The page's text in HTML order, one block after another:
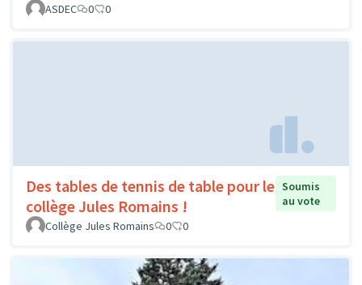
ASDEC 0 0
Des tables de tennis de table pour le
collège Jules Romains !
Soumis
au vote
Collège Jules Romains
0 0